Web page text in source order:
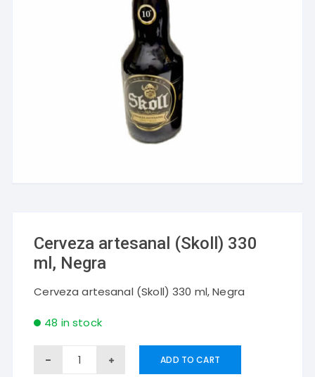
Cerveza artesanal (Skoll) 330
ml, Negra
Cerveza artesanal (Skoll) 330 ml, Negra
48 in stock
Cerveza
ADD TO CART